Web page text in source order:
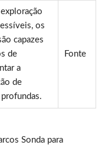
os
capazes
de
a
de
Fonte
Sonda para